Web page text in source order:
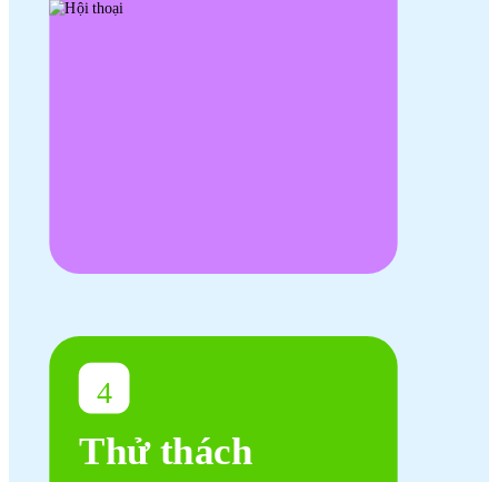
4
Thử thách